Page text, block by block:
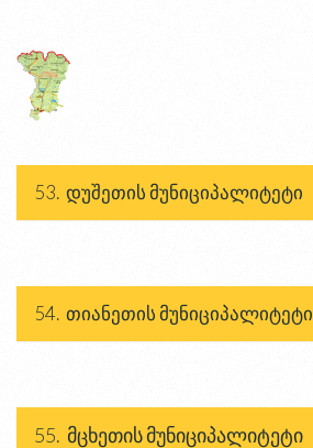
53. დუშეთის მუნიციპალიტეტი
54. თიანეთის მუნიციპალიტეტი
55. მცხეთის მუნიციპალიტეტი